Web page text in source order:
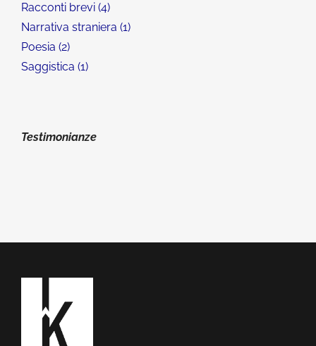
Racconti brevi 4
Narrativa straniera 1
Poesia 2
Saggistica 1
Testimonianze